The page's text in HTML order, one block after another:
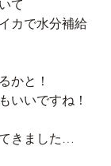
て
カで水分補給
かと！
いいですね！
きました…